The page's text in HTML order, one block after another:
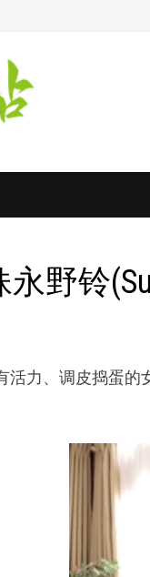
永野铃
活力、调皮捣蛋